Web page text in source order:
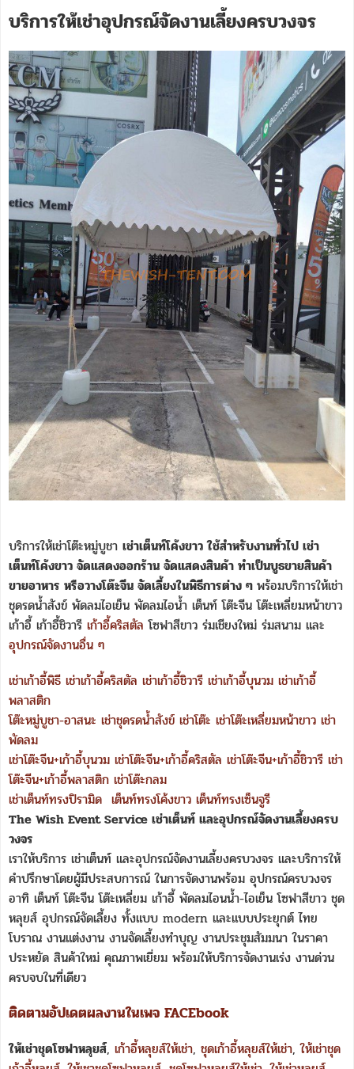
บริการให้เช่าอุปกรณ์จัดงานเลี้ยงครบวงจร
บริการให้เช่าโต๊ะหมู่บูชา เช่าเต็นท์โค้งขาว ใช้สำหรับงานทั่วไป เช่า
เต็นท์โค้งขาว จัดแสดงออกร้าน จัดแสดงสินค้า ทำเป็นบูธขายสินค้า
ขายอาหาร หรือวางโต๊ะจีน จัดเลี้ยงในพิธีการต่าง ๆ พร้อมบริการให้เช่า
ชุดรดน้ำสังข์ พัดลมไอเย็น พัดลมไอน้ำ เต็นท์ โต๊ะจีน โต๊ะเหลี่ยมหน้าขาว
เก้าอี้ เก้าอี้ชิวารี เก้าอี้คริสตัล โซฟาสีขาว ร่มเชียงใหม่ ร่มสนาม และ
อุปกรณ์จัดงานอื่น ๆ
เช่าเก้าอี้พิธี เช่าเก้าอี้คริสตัล เช่าเก้าอี้ชิวารี เช่าเก้าอี้บุนวม เช่าเก้าอี้
พลาสติก
โต๊ะหมู่บูชา-อาสนะ เช่าชุดรดน้ำสังข์ เช่าโต๊ะ เช่าโต๊ะเหลี่ยมหน้าขาว เช่า
พัดลม
เช่าโต๊ะจีน+เก้าอี้บุนวม เช่าโต๊ะจีน+เก้าอี้คริสตัล เช่าโต๊ะจีน+เก้าอี้ชิวารี เช่า
โต๊ะจีน+เก้าอี้พลาสติก เช่าโต๊ะกลม
เช่าเต็นท์ทรงปิรามิด เต็นท์ทรงโค้งขาว เต็นท์ทรงเซ็นจูรี
The Wish Event Service เช่าเต็นท์ และอุปกรณ์จัดงานเลี้ยงครบ
วงจร
เราให้บริการ เช่าเต็นท์ และอุปกรณ์จัดงานเลี้ยงครบวงจร และบริการให้
คำปรึกษาโดยผู้มีประสบการณ์ ในการจัดงานพร้อม อุปกรณ์ครบวงจร
อาทิ เต็นท์ โต๊ะจีน โต๊ะเหลี่ยม เก้าอี้ พัดลมไอนน้ำ-ไอเย็น โซฟาสีขาว ชุด
หลุยส์ อุปกรณ์จัดเลี้ยง ทั้งแบบ modern และแบบประยุกต์ ไทย
โบราณ งานแต่งงาน งานจัดเลี้ยงทำบุญ งานประชุมสัมมนา ในราคา
ประหยัด สินค้าใหม่ คุณภาพเยี่ยม พร้อมให้บริการจัดงานเร่ง งานด่วน
ครบจบในที่เดียว
ติดตามอัปเดตผลงานในเพจ FACEbook
ให้เช่าชุดโซฟาหลุยส์, เก้าอี้หลุยส์ให้เช่า, ชุดเก้าอี้หลุยส์ให้เช่า, ให้เช่าชุด